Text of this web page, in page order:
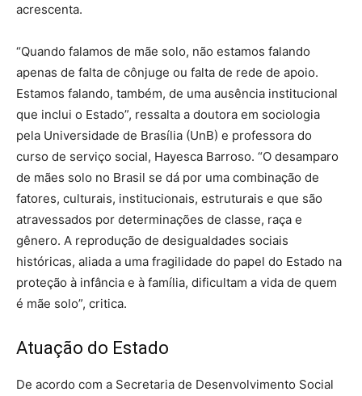
acrescenta.
“Quando falamos de mãe solo, não estamos falando
apenas de falta de cônjuge ou falta de rede de apoio.
Estamos falando, também, de uma ausência institucional
que inclui o Estado”, ressalta a doutora em sociologia
pela Universidade de Brasília (UnB) e professora do
curso de serviço social, Hayesca Barroso. “O desamparo
de mães solo no Brasil se dá por uma combinação de
fatores, culturais, institucionais, estruturais e que são
atravessados por determinações de classe, raça e
gênero. A reprodução de desigualdades sociais
históricas, aliada a uma fragilidade do papel do Estado na
proteção à infância e à família, dificultam a vida de quem
é mãe solo”, critica.
Atuação do Estado
De acordo com a Secretaria de Desenvolvimento Social